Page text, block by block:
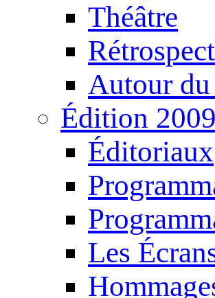
Théâtre
Autour
Édition 2009
Éditoriaux
Les